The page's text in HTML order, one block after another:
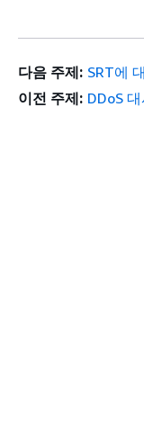
다음 주제: SRT에
이전 주제: DDoS